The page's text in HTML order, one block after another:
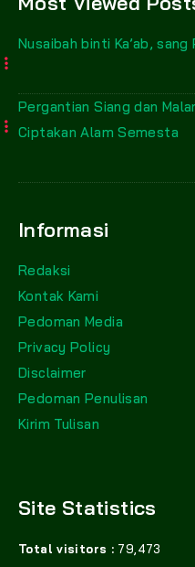
Nusaibah binti Ka’ab,
Pergantian Siang dan
Ciptakan Alam Semesta
Informasi
Redaksi
Kontak Kami
Pedoman Media
Privacy Policy
Disclaimer
Pedoman Penulisan
Kirim Tulisan
Site Statistics
Total visitors : 79,473